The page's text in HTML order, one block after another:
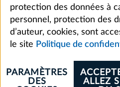
protection des données à
personnel, protection des
d’auteur, cookies, sont
le site Politique de
ALLEZ
PARAMÈTRES
DES